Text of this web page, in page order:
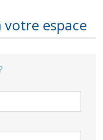
votre espace